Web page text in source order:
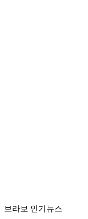
브라보 인기뉴스